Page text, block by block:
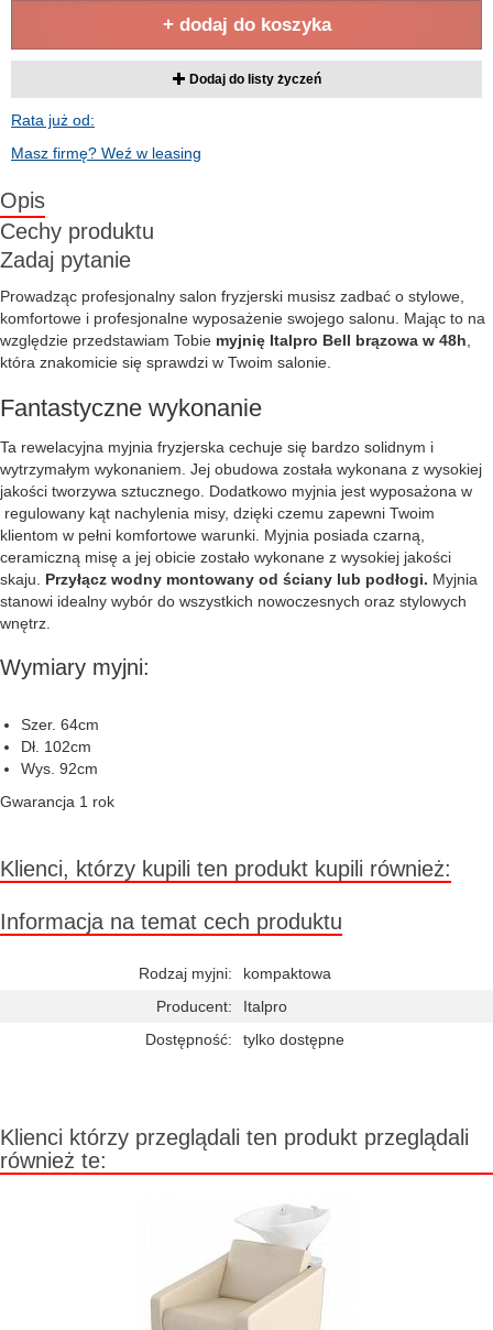
+ dodaj do koszyka
Dodaj do listy życzeń
Rata już od:
Masz firmę? Weź w leasing
Opis
Cechy produktu
Zadaj pytanie
Prowadząc profesjonalny salon fryzjerski musisz zadbać o stylowe,
komfortowe i profesjonalne wyposażenie swojego salonu. Mając to na
względzie przedstawiam Tobie myjnię Italpro Bell brązowa w 48h
która znakomicie się sprawdzi w Twoim salonie.
Fantastyczne wykonanie
Ta rewelacyjna myjnia fryzjerska cechuje się bardzo solidnym i
wytrzymałym wykonaniem. Jej obudowa została wykonana z wysokiej
jakości tworzywa sztucznego. Dodatkowo myjnia jest wyposażona w
regulowany kąt nachylenia misy, dzięki czemu zapewni Twoim
klientom w pełni komfortowe warunki. Myjnia posiada czarną,
ceramiczną misę a jej obicie zostało wykonane z wysokiej jakości
skaju. Przyłącz wodny montowany od ściany lub podłogi. Myjnia
stanowi idealny wybór do wszystkich nowoczesnych oraz stylowych
wnętrz.
Wymiary myjni:
Szer. 64cm
Dł. 102cm
Wys. 92cm
Gwarancja 1 rok
Klienci, którzy kupili ten produkt kupili również:
Informacja na temat cech produktu
Rodzaj myjni:
kompaktowa
Producent:
Italpro
Dostępność:
tylko dostępne
Klienci którzy przeglądali ten produkt przeglądali
również te: